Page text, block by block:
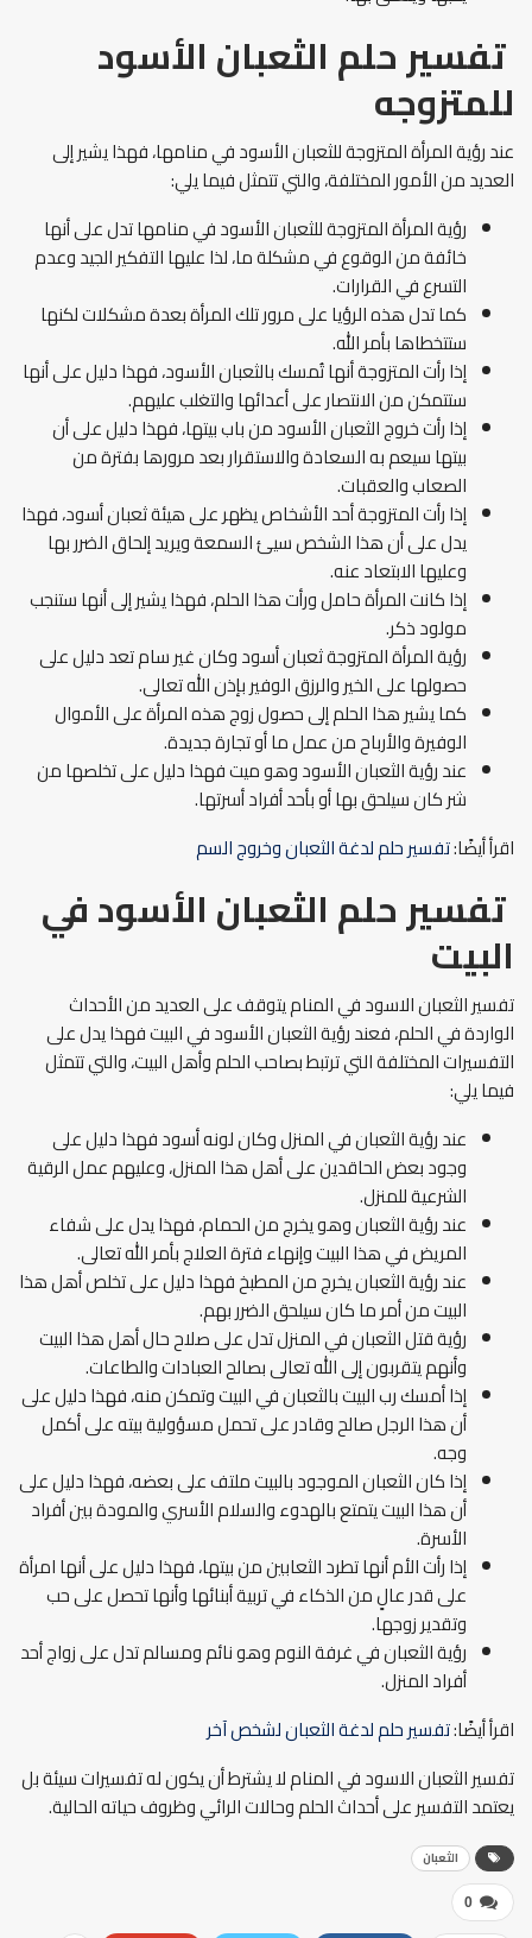
تفسير حلم الثعبان الأسود
للمتزوجه
عند رؤية المرأة المتزوجة للثعبان الأسود في منامها، فهذا يشير إلى
العديد من الأمور المختلفة، والتي تتمثل فيما يلي:
رؤية المرأة المتزوجة للثعبان الأسود في منامها تدل على أنها
خائفة من الوقوع في مشكلة ما، لذا عليها التفكير الجيد وعدم
التسرع في القرارات.
كما تدل هذه الرؤيا على مرور تلك المرأة بعدة مشكلات لكنها
ستتخطاها بأمر الله.
إذا رأت المتزوجة أنها تُمسك بالثعبان الأسود، فهذا دليل على أنها
ستتمكن من الانتصار على أعدائها والتغلب عليهم.
إذا رأت خروج الثعبان الأسود من باب بيتها، فهذا دليل على أن
بيتها سيعم به السعادة والاستقرار بعد مرورها بفترة من
الصعاب والعقبات.
إذا رأت المتزوجة أحد الأشخاص يظهر على هيئة ثعبان أسود، فهذا
يدل على أن هذا الشخص سيئ السمعة ويريد إلحاق الضرر بها
وعليها الابتعاد عنه.
إذا كانت المرأة حامل ورأت هذا الحلم، فهذا يشير إلى أنها ستنجب
مولود ذكر.
رؤية المرأة المتزوجة ثعبان أسود وكان غير سام تعد دليل على
حصولها على الخير والرزق الوفير بإذن الله تعالى.
كما يشير هذا الحلم إلى حصول زوج هذه المرأة على الأموال
الوفيرة والأرباح من عمل ما أو تجارة جديدة.
عند رؤية الثعبان الأسود وهو ميت فهذا دليل على تخلصها من
شر كان سيلحق بها أو بأحد أفراد أسرتها.
اقرأ أيضًا:تفسير حلم لدغة الثعبان وخروج السم
تفسير حلم الثعبان الأسود في
البيت
تفسير الثعبان الاسود في المنام يتوقف على العديد من الأحداث
الواردة في الحلم، فعند رؤية الثعبان الأسود في البيت فهذا يدل على
التفسيرات المختلفة التي ترتبط بصاحب الحلم وأهل البيت، والتي تتمثل
فيما يلي:
عند رؤية الثعبان في المنزل وكان لونه أسود فهذا دليل على
وجود بعض الحاقدين على أهل هذا المنزل، وعليهم عمل الرقية
الشرعية للمنزل.
عند رؤية الثعبان وهو يخرج من الحمام، فهذا يدل على شفاء
المريض في هذا البيت وإنهاء فترة العلاج بأمر الله تعالى.
عند رؤية الثعبان يخرج من المطبخ فهذا دليل على تخلص أهل هذا
البيت من أمر ما كان سيلحق الضرر بهم.
رؤية قتل الثعبان في المنزل تدل على صلاح حال أهل هذا البيت
وأنهم يتقربون إلى الله تعالى بصالح العبادات والطاعات.
إذا أمسك رب البيت بالثعبان في البيت وتمكن منه، فهذا دليل على
أن هذا الرجل صالح وقادر على تحمل مسؤولية بيته على أكمل
وجه.
إذا كان الثعبان الموجود بالبيت ملتف على بعضه، فهذا دليل على
أن هذا البيت يتمتع بالهدوء والسلام الأسري والمودة بين أفراد
الأسرة.
إذا رأت الأم أنها تطرد الثعابين من بيتها، فهذا دليل على أنها امرأة
على قدر عالٍ من الذكاء في تربية أبنائها وأنها تحصل على حب
وتقدير زوجها.
رؤية الثعبان في غرفة النوم وهو نائم ومسالم تدل على زواج أحد
أفراد المنزل.
اقرأ أيضًا:تفسير حلم لدغة الثعبان لشخص آخر
تفسير الثعبان الاسود في المنام لا يشترط أن يكون له تفسيرات سيئة بل
يعتمد التفسير على أحداث الحلم وحالات الرائي وظروف حياته الحالية.
الثعبان
0